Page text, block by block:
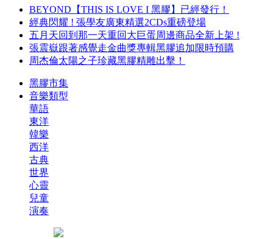
BEYOND【THIS IS LOVE I 黑膠】已經發行！
經典閃耀 ! 張學友廣東精選2CDs重磅登場
五月天回到那一天重回大巨蛋周邊商品全新上架 !
張震嶽跟著感覺走金曲獎專輯黑膠追加限時預購
周杰倫太陽之子珍藏黑膠精雕出擊！
黑膠市集
音樂類型
華語
東洋
韓樂
西洋
古典
世界
心靈
兒童
演奏